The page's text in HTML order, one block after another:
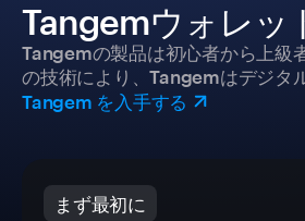
Tangemウォレッ
Tangemの製品は初心者から上級
の技術により、Tangemはデジタ
Tangem を入手する
まず最初に